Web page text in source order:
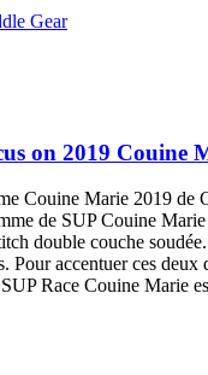
Gear
on 2019 Couine
Couine Marie 2019 de
de SUP Couine
double couche
Pour accentuer ces deux
Race Couine Marie